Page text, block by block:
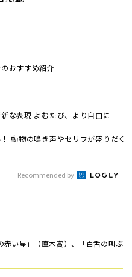
おすすめ紹介
な表現 よむたび、より自由に
動物の鳴き声やセリフが盛りだく
Recommended by
赤い星」（直木賞）、「百舌の叫ぶ